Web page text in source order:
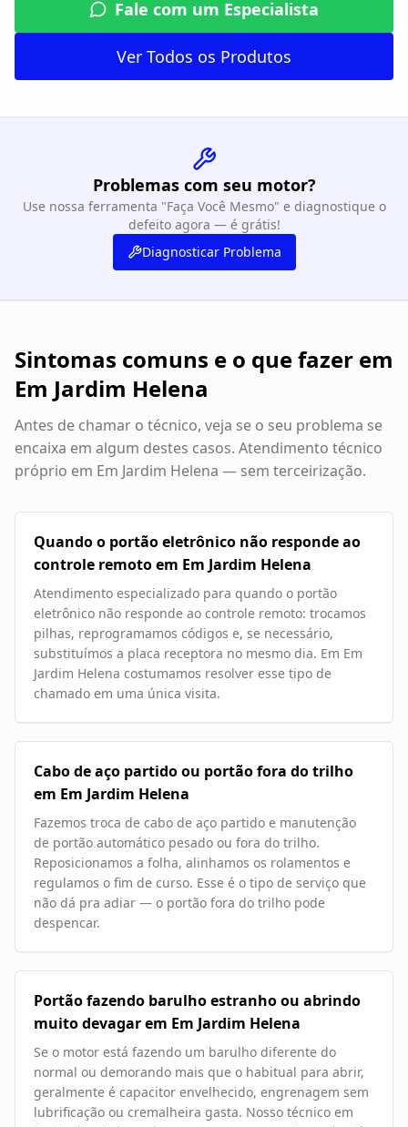
Fale com um Especialista
Ver Todos os Produtos
Problemas com seu motor?
Use nossa ferramenta "Faça Você Mesmo" e diagnostique o
defeito agora — é grátis!
Diagnosticar Problema
Sintomas comuns e o que fazer em
Em Jardim Helena
Antes de chamar o técnico, veja se o seu problema se
encaixa em algum destes casos. Atendimento técnico
próprio em Em Jardim Helena — sem terceirização.
Quando o portão eletrônico não responde ao
controle remoto em Em Jardim Helena
Atendimento especializado para quando o portão
eletrônico não responde ao controle remoto: trocamos
pilhas, reprogramamos códigos e, se necessário,
substituímos a placa receptora no mesmo dia. Em Em
Jardim Helena costumamos resolver esse tipo de
chamado em uma única visita.
Cabo de aço partido ou portão fora do trilho
em Em Jardim Helena
Fazemos troca de cabo de aço partido e manutenção
de portão automático pesado ou fora do trilho.
Reposicionamos a folha, alinhamos os rolamentos e
regulamos o fim de curso. Esse é o tipo de serviço que
não dá pra adiar — o portão fora do trilho pode
despencar.
Portão fazendo barulho estranho ou abrindo
muito devagar em Em Jardim Helena
Se o motor está fazendo um barulho diferente do
normal ou demorando mais que o habitual para abrir,
geralmente é capacitor envelhecido, engrenagem sem
lubrificação ou cremalheira gasta. Nosso técnico em